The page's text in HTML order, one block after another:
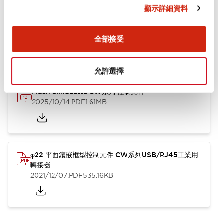
顯示詳細資料
全部接受
允許選擇
型錄和宣傳手冊 CAD檔 認證與標準 技術文件
Flush Silhouette CW系列 控制元件
2025/10/14.PDF1.61MB
φ22 平面鑲嵌框型控制元件 CW系列USB/RJ45工業用
轉接器
2021/12/07.PDF535.16KB